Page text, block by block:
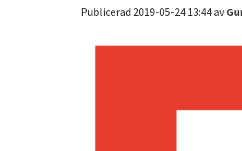
Publicerad 2019-05-24 13:44av